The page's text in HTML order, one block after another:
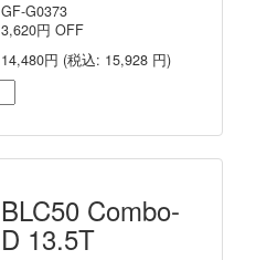
GF-G0373
3,620円 OFF
14,480円 (税込: 15,928 円)
BLC50 Combo-
D 13.5T